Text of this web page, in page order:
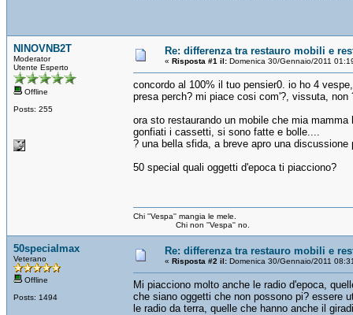
NINOVNB2T
Moderator
Utente Esperto
Offline
Posts: 255
Re: differenza tra restauro mobili e
« Risposta #1 il: Domenica 30/Gennaio/2011
concordo al 100% il tuo pensier0. io ho 4
presa perch? mi piace cosi com'?, vissuta,
ora sto restaurando un mobile che mia
gonfiati i cassetti, si sono fatte e bolle....
? una bella sfida, a breve apro una
50 special quali oggetti d'epoca ti piacciono?
Chi ''Vespa'' mangia le mele.
Chi non ''Vespa'' no.
50specialmax
Veterano
Offline
Posts: 1494
Re: differenza tra restauro mobili e
« Risposta #2 il: Domenica 30/Gennaio/2011
Mi piacciono molto anche le radio d'epoca,
che siano oggetti che non possono pi? essere
le radio da terra, quelle che hanno anche il